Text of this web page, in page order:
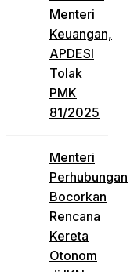
Menteri
Keuangan,
APDESI
Tolak
PMK
81/2025
Menteri
Perhubungan
Bocorkan
Rencana
Kereta
Otonom